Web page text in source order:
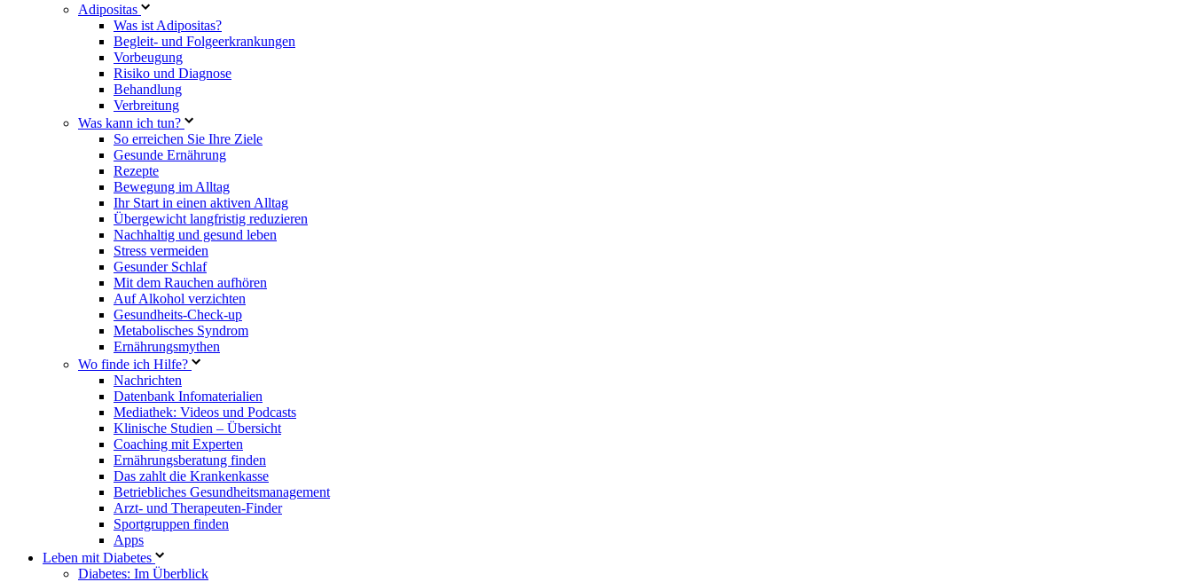
Adipositas
Was ist Adipositas?
Begleit- und Folgeerkrankungen
Vorbeugung
Risiko und Diagnose
Behandlung
Verbreitung
Was kann ich tun?
So erreichen Sie Ihre Ziele
Gesunde Ernährung
Rezepte
Bewegung im Alltag
Ihr Start in einen aktiven Alltag
Übergewicht langfristig reduzieren
Nachhaltig und gesund leben
Stress vermeiden
Gesunder Schlaf
Mit dem Rauchen aufhören
Auf Alkohol verzichten
Gesundheits-Check-up
Metabolisches Syndrom
Ernährungsmythen
Wo finde ich Hilfe?
Nachrichten
Datenbank Infomaterialien
Mediathek: Videos und Podcasts
Klinische Studien – Übersicht
Coaching mit Experten
Ernährungsberatung finden
Das zahlt die Krankenkasse
Betriebliches Gesundheitsmanagement
Arzt- und Therapeuten-Finder
Sportgruppen finden
Apps
Leben mit Diabetes
Diabetes: Im Überblick